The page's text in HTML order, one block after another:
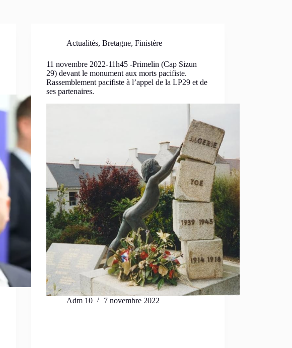
Actualités,Bretagne,Finistère
11 novembre 2022-11h45 -Primelin (Cap Sizun
29) devant le monument aux morts pacifiste.
Rassemblement pacifiste à l’appel de la LP29 et de
ses partenaires.
Adm 10 7 novembre 2022